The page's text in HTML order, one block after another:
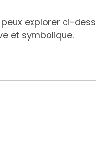
explorer ci-
et symbolique.